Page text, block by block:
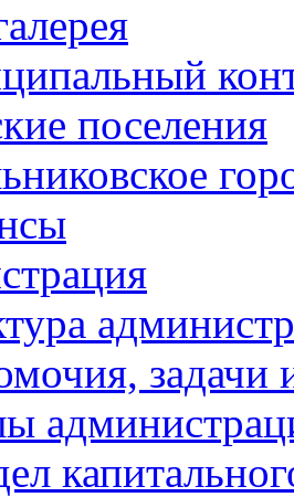
поселения
задачи